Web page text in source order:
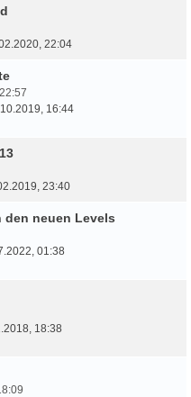
22:04
16:44
23:40
den neuen Levels
01:38
18:38